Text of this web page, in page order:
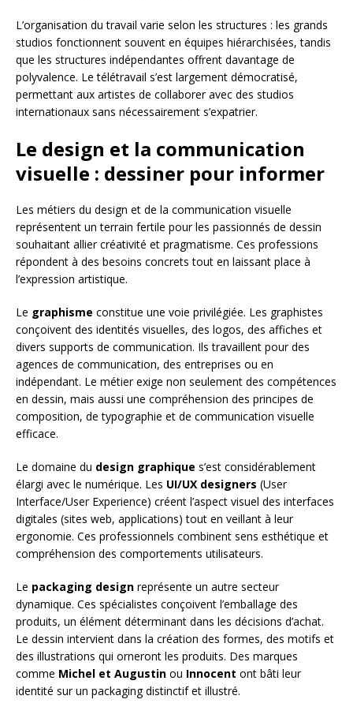
L’organisation du travail varie selon les structures : les grands
studios fonctionnent souvent en équipes hiérarchisées, tandis
que les structures indépendantes offrent davantage de
polyvalence. Le télétravail s’est largement démocratisé,
permettant aux artistes de collaborer avec des studios
internationaux sans nécessairement s’expatrier.
Le design et la communication
visuelle : dessiner pour informer
Les métiers du design et de la communication visuelle
représentent un terrain fertile pour les passionnés de dessin
souhaitant allier créativité et pragmatisme. Ces professions
répondent à des besoins concrets tout en laissant place à
l’expression artistique.
Le graphisme constitue une voie privilégiée. Les graphistes
conçoivent des identités visuelles, des logos, des affiches et
divers supports de communication. Ils travaillent pour des
agences de communication, des entreprises ou en
indépendant. Le métier exige non seulement des compétences
en dessin, mais aussi une compréhension des principes de
composition, de typographie et de communication visuelle
efficace.
Le domaine du design graphique s’est considérablement
élargi avec le numérique. Les UI/UX designers (User
Interface/User Experience) créent l’aspect visuel des interfaces
digitales (sites web, applications) tout en veillant à leur
ergonomie. Ces professionnels combinent sens esthétique et
compréhension des comportements utilisateurs.
Le packaging design représente un autre secteur
dynamique. Ces spécialistes conçoivent l’emballage des
produits, un élément déterminant dans les décisions d’achat.
Le dessin intervient dans la création des formes, des motifs et
des illustrations qui orneront les produits. Des marques
comme Michel et Augustin ou Innocent ont bâti leur
identité sur un packaging distinctif et illustré.